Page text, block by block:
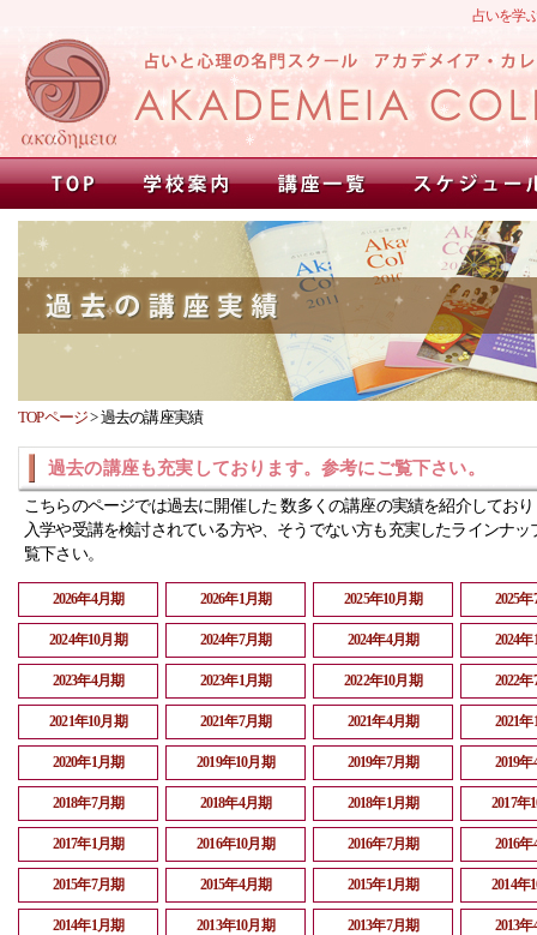
占いを学
TOPページ>過去の講座実績
過去の講座も充実しております。参考にご覧下さい。
こちらのページでは過去に開催した 数多くの講座の実績を紹介してお
入学や受講を検討されている方や、そうでない方も充実したラインナッ
覧下さい。
2026年4月期 2026年1月期 2025年10月期 2025
2024年10月期 2024年7月期 2024年4月期 2024
2023年4月期 2023年1月期 2022年10月期 2022
2021年10月期 2021年7月期 2021年4月期 2021
2020年1月期 2019年10月期 2019年7月期 2019
2018年7月期 2018年4月期 2018年1月期 2017年
2017年1月期 2016年10月期 2016年7月期 2016
2015年7月期 2015年4月期 2015年1月期 2014年
2014年1月期 2013年10月期 2013年7月期 2013